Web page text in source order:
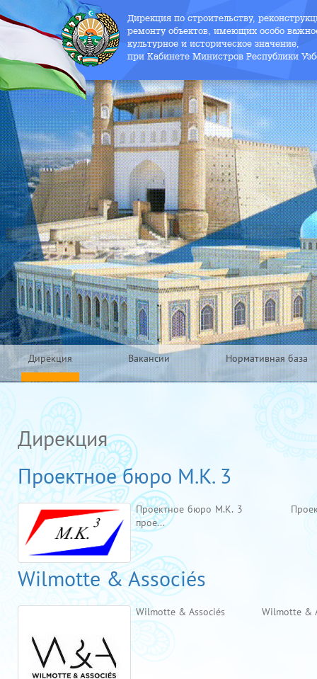
Дирекция по строительству,
ремонту объектов, имеющих особо
культурное и историческое значение,
при Кабинете Министров Республики
Дирекция Вакансии Нормативная база
Дирекция
Проектное бюро М.К. 3
Проектное бюро М.К. 3 Проектное
прое...
Wilmotte & Associés
Wilmotte & Associés Wilmotte &